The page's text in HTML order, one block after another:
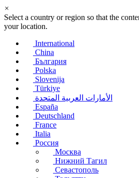
×
Select a country or region so that the
your location.
International
China
България
Polska
Slovenija
Türkiye
الأمارات العربية المتحدة
España
Deutschland
France
Italia
Россия
Москва
Нижний Тагил
Севастополь